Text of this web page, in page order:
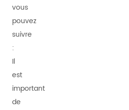
vous
pouvez
suivre
:
Il
est
important
de